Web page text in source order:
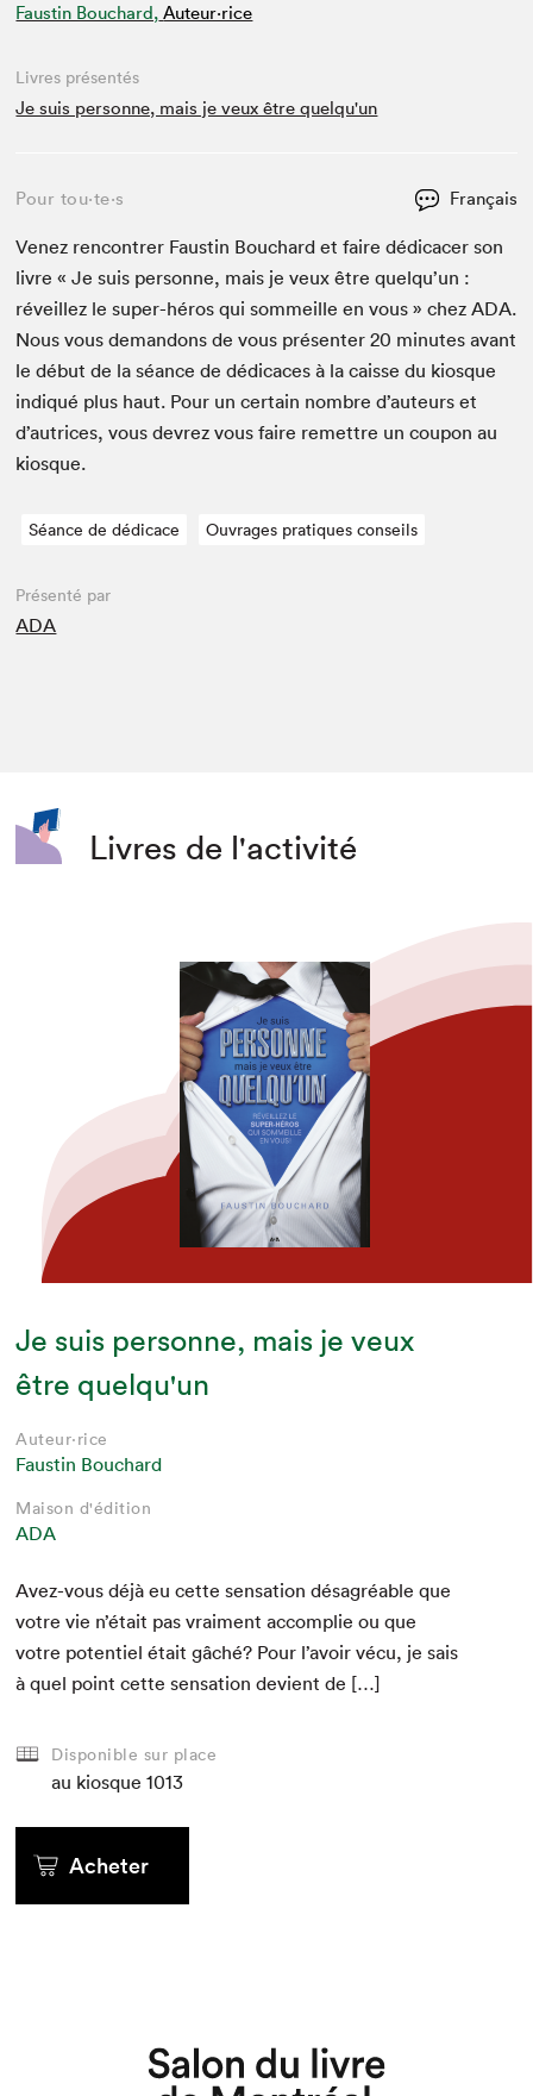
Faustin Bouchard, Auteur·rice
Livres présentés
Je suis personne, mais je veux être quelqu'un
Pour tou⋅te⋅s Français
Venez ren­con­tr­er Faustin Bouchard et faire dédi­cac­er son
livre « Je suis per­son­ne, mais je veux être quelqu’un :
réveillez le super-héros qui som­meille en vous » chezADA.
Nous vous deman­dons de vous présen­ter20 min­utes avant
le début de la séance de dédi­caces à la caisse du kiosque
indiqué plus haut. Pour un cer­tain nom­bre d’auteurs et
d’autrices, vous devrez vous faire remet­tre un coupon au
kiosque.
Séance de dédicace Ouvrages pratiques conseils
Présenté par
ADA
Livres de l'activité
Je suis personne, mais je veux
être quelqu'un
Auteur·rice
Faustin Bouchard
Maison d'édition
ADA
Avez-vous déjà eu cette sen­sa­tion désagréable que
votre vie n’é­tait pas vrai­ment accom­plie ou que
votre poten­tiel était gâché? Pour l’avoir vécu, je sais
à quel point cette sen­sa­tion devient de […]
Disponible sur place
au kiosque 1013
Acheter